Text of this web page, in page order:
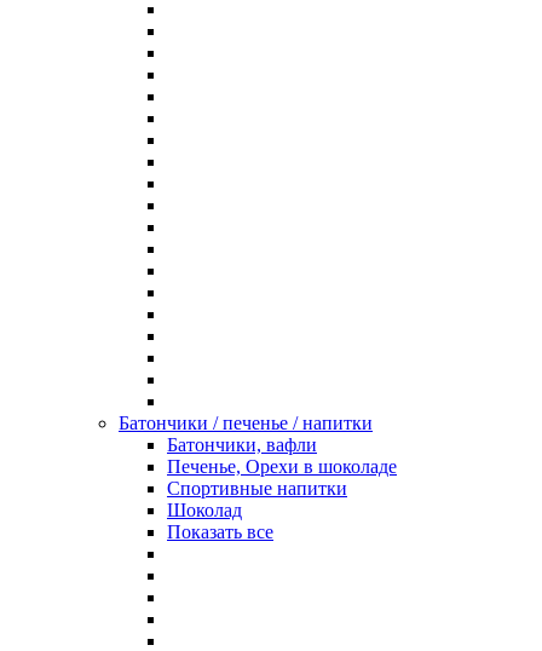
Батончики / печенье / напитки
Батончики, вафли
Печенье, Орехи в шоколаде
Спортивные напитки
Шоколад
Показать все